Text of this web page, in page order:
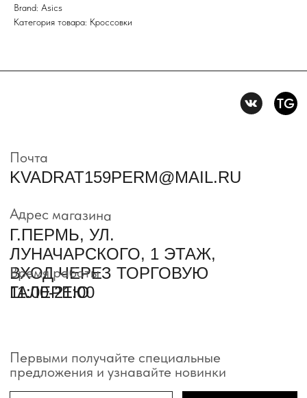
Brand: Asics
Категория товара: Кроссовки